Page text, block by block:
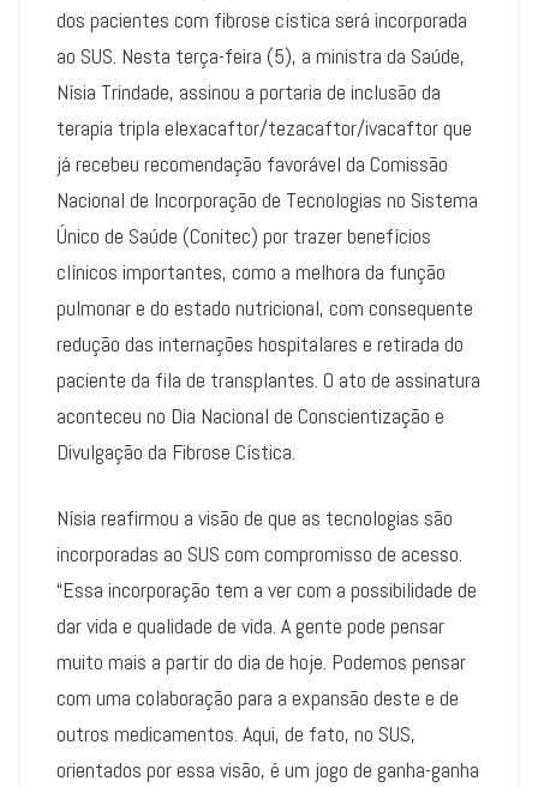
dos pacientes com fibrose cística será incorporada
ao SUS. Nesta terça-feira (5), a ministra da Saúde,
Nísia Trindade, assinou a portaria de inclusão da
terapia tripla elexacaftor/tezacaftor/ivacaftor que
já recebeu recomendação favorável da Comissão
Nacional de Incorporação de Tecnologias no Sistema
Único de Saúde (Conitec) por trazer benefícios
clínicos importantes, como a melhora da função
pulmonar e do estado nutricional, com consequente
redução das internações hospitalares e retirada do
paciente da fila de transplantes. O ato de assinatura
aconteceu no Dia Nacional de Conscientização e
Divulgação da Fibrose Cística.
Nísia reafirmou a visão de que as tecnologias são
incorporadas ao SUS com compromisso de acesso.
“Essa incorporação tem a ver com a possibilidade de
dar vida e qualidade de vida. A gente pode pensar
muito mais a partir do dia de hoje. Podemos pensar
com uma colaboração para a expansão deste e de
outros medicamentos. Aqui, de fato, no SUS,
orientados por essa visão, é um jogo de ganha-ganha